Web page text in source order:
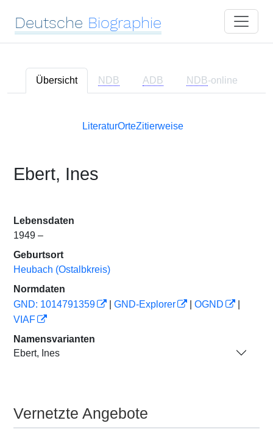
Deutsche Biographie
Übersicht NDB ADB NDB-online
LiteraturOrteZitierweise
Ebert, Ines
Lebensdaten
1949 –
Geburtsort
Heubach (Ostalbkreis)
Normdaten
GND: 1014791359
GND-Explorer OGND
VIAF
Namensvarianten
Ebert, Ines
Vernetzte Angebote